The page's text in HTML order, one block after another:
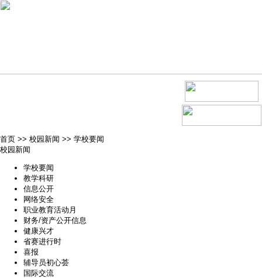
首页 >> 校园新闻 >> 学校要闻
校园新闻
学校要闻
教学科研
信息公开
网络安全
职业教育活动月
财务/资产公开信息
健康兴才
省赛进行时
喜报
辅导员初心荟
国际交流